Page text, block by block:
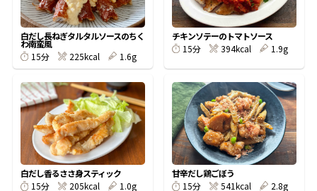
新鮮一番 『氷熟®』
白だし長ねぎタルタルソースのちく
わ南蛮風
15分
225kcal 1.6g
チキンソテーのトマトソース
15分
394kcal 1.9g
白だし香るささ身スティック
15分
205kcal 1.0g
甘辛だし鶏ごぼう
15分
541kcal 2.8g